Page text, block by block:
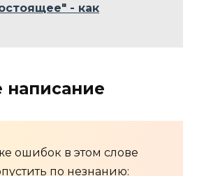
- как
ошибок в этом слове
по незнанию: